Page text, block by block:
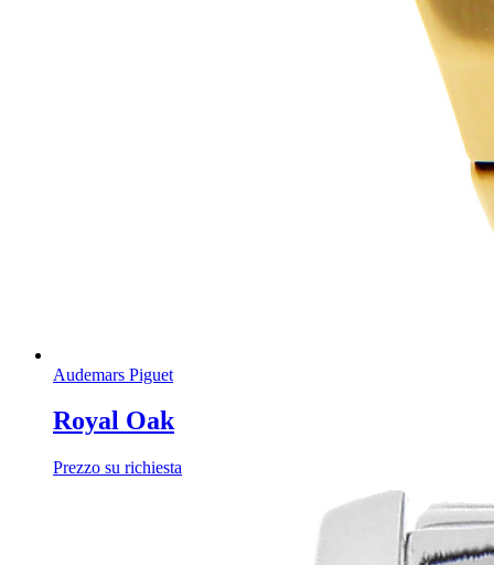
Audemars Piguet
Royal Oak
Prezzo su richiesta